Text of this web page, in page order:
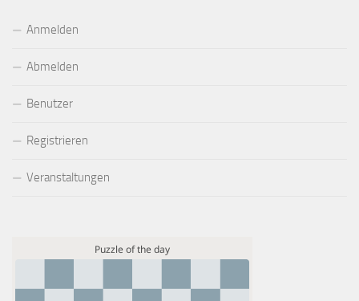
Anmelden
Abmelden
Benutzer
Registrieren
Veranstaltungen